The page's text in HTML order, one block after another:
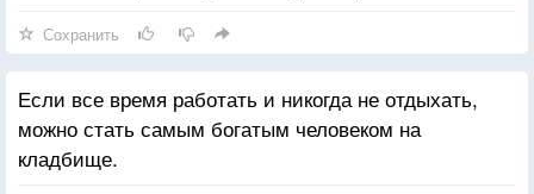
Сохранить
Если все время работать и никогда не отдыхать,
можно стать самым богатым человеком на
кладбище.